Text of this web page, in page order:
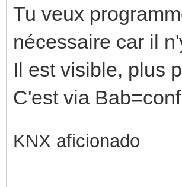
Tu veux
nécessaire car il
Il est visible, plus
C'est via
KNX aficionado